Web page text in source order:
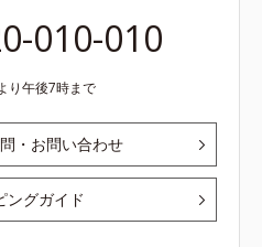
010-010
り午後7時まで
・お問い合わせ
ングガイド